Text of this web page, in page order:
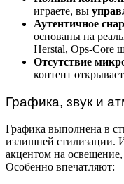
играете, вы
Аутентичное
основаны на
Herstal, Ops-Core
Отсутствие
контент
Графика, звук и
Графика выполнена в
излишней стилизации.
акцентом на
Особенно впечатляют: